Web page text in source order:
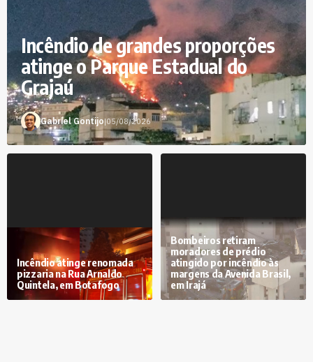
Incêndio de grandes proporções
atinge o Parque Estadual do
Grajaú
Gabriel Gontijo|05/08/2026
Incêndio atinge renomada
pizzaria na Rua Arnaldo
Quintela, em Botafogo
Bombeiros retiram
moradores de prédio
atingido por incêndio às
margens da Avenida Brasil,
em Irajá